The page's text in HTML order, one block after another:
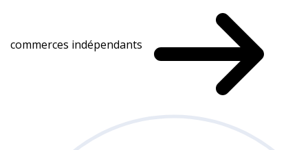
commerces indépendants